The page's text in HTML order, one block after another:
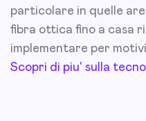
particolare in quelle
fibra ottica fino a casa
implementare per
Scopri di piu' sulla